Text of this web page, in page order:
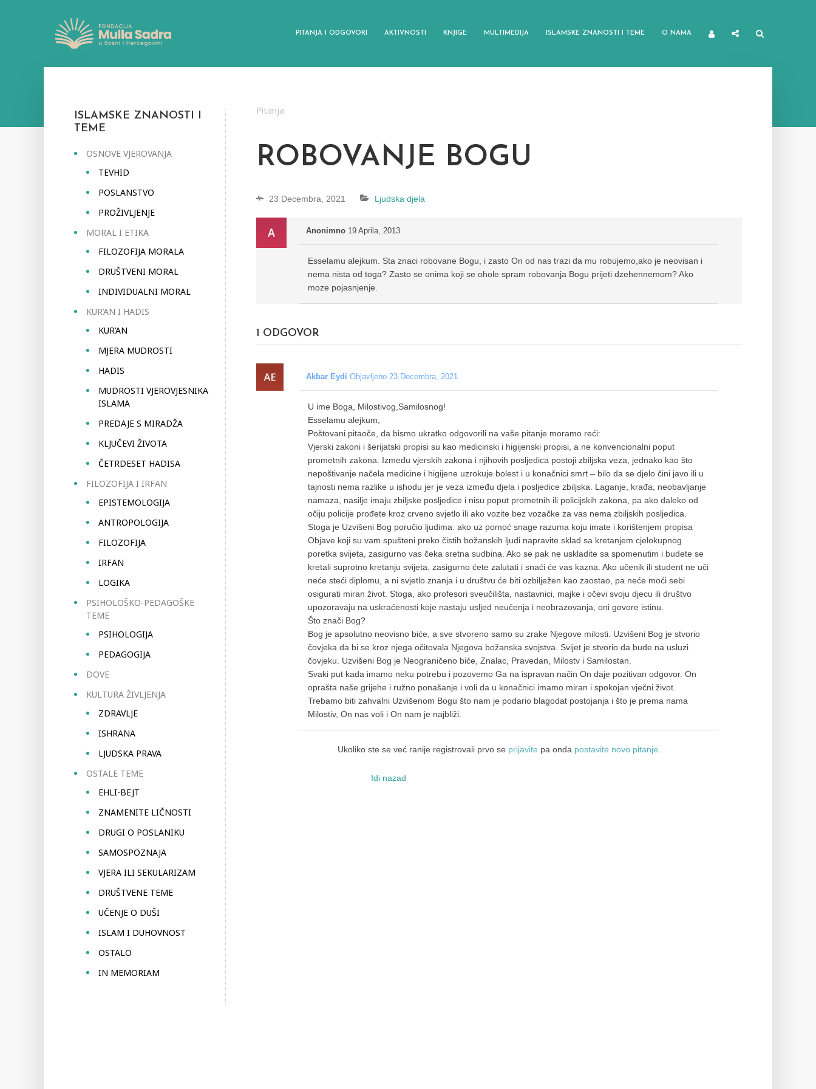
PITANJA I ODGOVORI AKTIVNOSTI KNJIGE MULTIMEDIJA ISLAMSKE ZNANOSTI I TEME O NAMA
ISLAMSKE ZNANOSTI I
TEME
OSNOVE VJEROVANJA
TEVHID
POSLANSTVO
PROŽIVLJENJE
MORAL I ETIKA
FILOZOFIJA MORALA
DRUŠTVENI MORAL
INDIVIDUALNI MORAL
KUR’AN I HADIS
KUR’AN
MJERA MUDROSTI
HADIS
MUDROSTI VJEROVJESNIKA
ISLAMA
PREDAJE S MIRADŽA
KLJUČEVI ŽIVOTA
ČETRDESET HADISA
FILOZOFIJA I IRFAN
EPISTEMOLOGIJA
ANTROPOLOGIJA
FILOZOFIJA
IRFAN
LOGIKA
PSIHOLOŠKO-PEDAGOŠKE
TEME
PSIHOLOGIJA
PEDAGOGIJA
DOVE
KULTURA ŽIVLJENJA
ZDRAVLJE
ISHRANA
LJUDSKA PRAVA
OSTALE TEME
EHLI-BEJT
ZNAMENITE LIČNOSTI
DRUGI O POSLANIKU
SAMOSPOZNAJA
VJERA ILI SEKULARIZAM
DRUŠTVENE TEME
UČENJE O DUŠI
ISLAM I DUHOVNOST
OSTALO
IN MEMORIAM
Pitanja
ROBOVANJE BOGU
23 Decembra, 2021 Ljudska djela
Anonimno 19 Aprila, 2013
Esselamu alejkum. Sta znaci robovane Bogu, i zasto On od nas trazi da mu robujemo,ako je neovisan i
nema nista od toga? Zasto se onima koji se ohole spram robovanja Bogu prijeti dzehennemom? Ako
moze pojasnjenje.
1 ODGOVOR
Akbar Eydi Objavljeno 23 Decembra, 2021
U ime Boga, Milostivog,Samilosnog!
Esselamu alejkum,
Poštovani pitaoče, da bismo ukratko odgovorili na vaše pitanje moramo reći:
Vjerski zakoni i šerijatski propisi su kao medicinski i higijenski propisi, a ne konvencionalni poput
prometnih zakona. Između vjerskih zakona i njihovih posljedica postoji zbiljska veza, jednako kao što
nepoštivanje načela medicine i higijene uzrokuje bolest i u konačnici smrt – bilo da se djelo čini javo ili u
tajnosti nema razlike u ishodu jer je veza između djela i posljedice zbiljska. Laganje, krađa, neobavljanje
namaza, nasilje imaju zbiljske posljedice i nisu poput prometnih ili policijskih zakona, pa ako daleko od
očiju policije prođete kroz crveno svjetlo ili ako vozite bez vozačke za vas nema zbiljskih posljedica.
Stoga je Uzvišeni Bog poručio ljudima: ako uz pomoć snage razuma koju imate i korištenjem propisa
Objave koji su vam spušteni preko čistih božanskih ljudi napravite sklad sa kretanjem cjelokupnog
poretka svijeta, zasigurno vas čeka sretna sudbina. Ako se pak ne uskladite sa spomenutim i budete se
kretali suprotno kretanju svijeta, zasigurno ćete zalutati i snaći će vas kazna. Ako učenik ili student ne uči
neće steći diplomu, a ni svjetlo znanja i u društvu će biti ozbilježen kao zaostao, pa neće moći sebi
osigurati miran život. Stoga, ako profesori sveučilišta, nastavnici, majke i očevi svoju djecu ili društvo
upozoravaju na uskraćenosti koje nastaju usljed neučenja i neobrazovanja, oni govore istinu.
Što znači Bog?
Bog je apsolutno neovisno biće, a sve stvoreno samo su zrake Njegove milosti. Uzvišeni Bog je stvorio
čovjeka da bi se kroz njega očitovala Njegova božanska svojstva. Svijet je stvorio da bude na usluzi
čovjeku. Uzvišeni Bog je Neograničeno biće, Znalac, Pravedan, Milostv i Samilostan.
Svaki put kada imamo neku potrebu i pozovemo Ga na ispravan način On daje pozitivan odgovor. On
oprašta naše grijehe i ružno ponašanje i voli da u konačnici imamo miran i spokojan vječni život.
Trebamo biti zahvalni Uzvišenom Bogu što nam je podario blagodat postojanja i što je prema nama
Milostiv, On nas voli i On nam je najbliži.
Ukoliko ste se već ranije registrovali prvo se prijavite pa onda postavite novo pitanje.
Idi nazad